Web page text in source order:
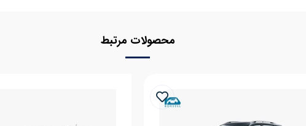
محصولات مرتبط